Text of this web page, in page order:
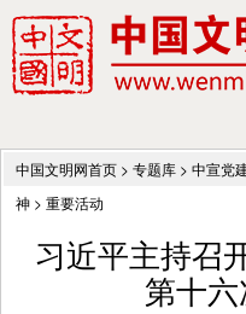
中国文明网首页 > 专题库 > 中宣党
神 > 重要活动
习近平主持召
第十